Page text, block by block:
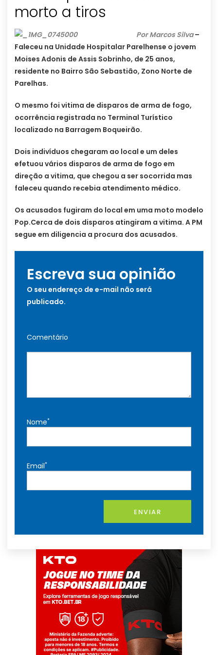
morto a tiros
Por Marcos Silva –
Faleceu na Unidade Hospitalar Parelhense o jovem
Moises Adonis de Assis Sobrinho, de 25 anos,
residente no Bairro São Sebastião, Zono Norte de
Parelhas.
O mesmo foi vitima de disparos de arma de fogo,
ocorrência registrada no Terminal Turístico
localizado na Barragem Boqueirão.
Dois indivíduos chegaram ao local e um deles
efetuou vários disparos de arma de fogo em
direção a vitima, que chegou a ser socorrida mas
faleceu quando recebia atendimento médico.
Os acusados fugiram do local em uma moto modelo
Pop.Cerca de dois disparos atingiram a vitima. A PM
segue em diligencia a procura dos acusados.
Escreva sua opinião
O seu endereço de e-mail não será
publicado.
Comentário
Nome*
Email*
ENVIAR